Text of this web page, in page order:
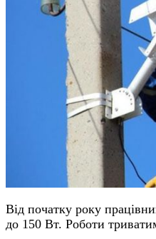
Від початку року
до 150 Вт. Роботи